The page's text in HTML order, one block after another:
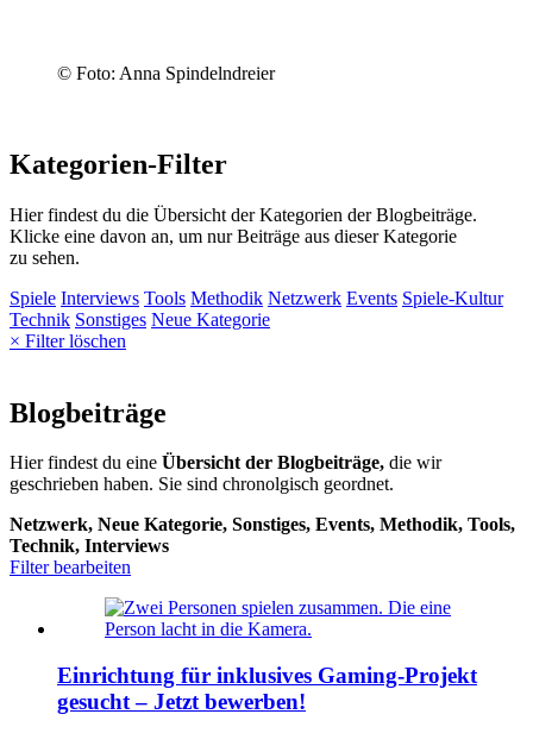
© Foto: Anna Spindelndreier
Kategorien-Filter
Hier findest du die Übersicht der Kategorien der Blogbeiträge.
Klicke eine davon an, um nur Beiträge aus dieser Kategorie
zu sehen.
Spiele Interviews Tools Methodik Netzwerk Events Spiele-Kultur
Technik Sonstiges Neue Kategorie
× Filter löschen
Blogbeiträge
Hier findest du eine Übersicht der Blogbeiträge, die wir
geschrieben haben. Sie sind chronolgisch geordnet.
Netzwerk, Neue Kategorie, Sonstiges, Events, Methodik, Tools,
Technik, Interviews
Filter bearbeiten
Einrichtung für inklusives Gaming-Projekt
gesucht – Jetzt bewerben!